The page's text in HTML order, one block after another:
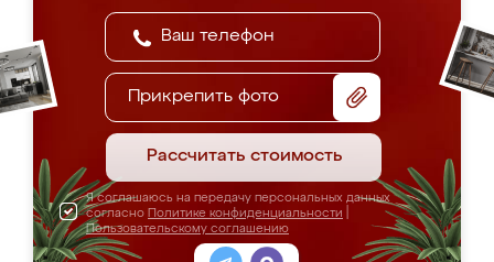
Прикрепить фото
Рассчитать стоимость
Я соглашаюсь на передачу персональных данных
согласно Политике конфиденциальности
Пользовательскому соглашению